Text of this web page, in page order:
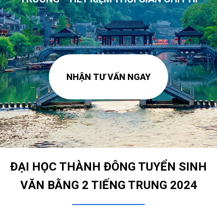
NHẬN TƯ VẤN NGAY
ĐẠI HỌC THÀNH ĐÔNG TUYỂN SINH
VĂN BẰNG 2 TIẾNG TRUNG 2024